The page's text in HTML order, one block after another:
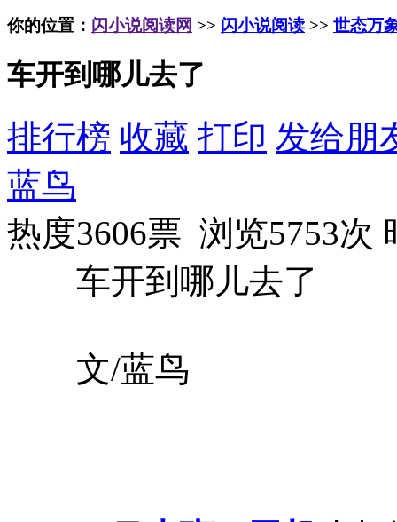
你的位置： 闪小说阅读网 >> 闪小说阅读 >> 世态万
车开到哪儿去了
排行榜 收藏 打印 发给朋
蓝鸟
热度3606票 浏览5753次
车开到哪儿去了
文/蓝鸟